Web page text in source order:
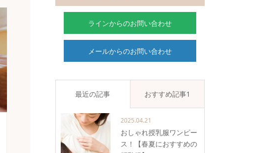
ラインからのお問い合わせ
メールからのお問い合わせ
最近の記事 おすすめ記事1
2025.04.21
おしゃれ授乳服ワンピー
ス！【春夏におすすめの